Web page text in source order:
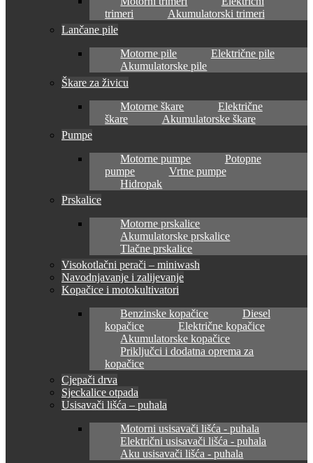
trimeri
Akumulatorski trimeri
Lančane pile
Motorne pile
Električne pile
Akumulatorske pile
Škare za živicu
Motorne škare
Električne
škare
Akumulatorske škare
Pumpe
Motorne pumpe
Potopne
pumpe
Vrtne pumpe
Hidropak
Prskalice
Motorne prskalice
Akumulatorske prskalice
Tlačne prskalice
Visokotlačni perači – miniwash
Navodnjavanje i zalijevanje
Kopačice i motokultivatori
Benzinske kopačice
Diesel
kopačice
Električne kopačice
Akumulatorske kopačice
Priključci i dodatna oprema za
kopačice
Cjepači drva
Sjeckalice otpada
Usisavači lišća – puhala
Motorni usisavači lišća - puhala
Električni usisavači lišća - puhala
Aku usisavači lišća - puhala